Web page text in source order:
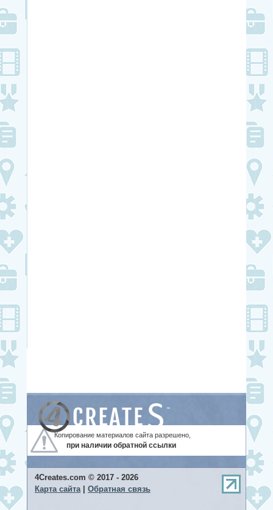
4Creates.com © 2017 - 2026
Карта сайта| Обратная связь
Копирование материалов сайта разрешено,
при наличии обратной ссылки